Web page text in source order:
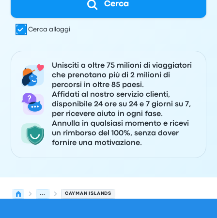
Cerca
Cerca alloggi
Unisciti a oltre 75 milioni di viaggiatori
che prenotano più di 2 milioni di
percorsi in oltre 85 paesi.
Affidati al nostro servizio clienti,
disponibile 24 ore su 24 e 7 giorni su 7,
per ricevere aiuto in ogni fase.
Annulla in qualsiasi momento e ricevi
un rimborso del 100%, senza dover
fornire una motivazione.
... CAYMAN ISLANDS